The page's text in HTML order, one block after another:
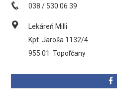
038 / 530 06 39
Lekáreň Milli
Kpt. Jaroša 1132/4
955 01 Topoľčany